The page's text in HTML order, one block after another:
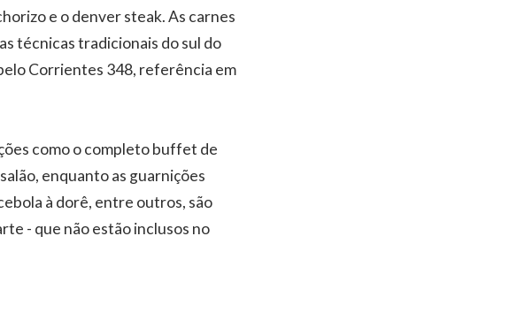
e o denver steak. As carnes
técnicas tradicionais do sul do
Corrientes 348, referência em
como o completo buffet de
enquanto as guarnições
à dorê, entre outros, são
- que não estão inclusos no